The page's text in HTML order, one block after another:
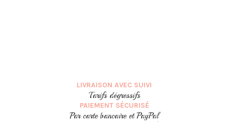
LIVRAISON AVEC SUIVI
Tarifs dégressifs
PAIEMENT SÉCURISÉ
Par carte bancaire et PayPal